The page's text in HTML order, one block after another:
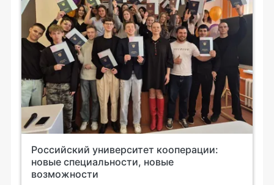
Российский университет кооперации:
новые специальности, новые
возможности